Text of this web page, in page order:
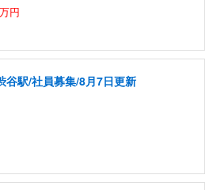
円
谷駅/社員募集/8月7日更新